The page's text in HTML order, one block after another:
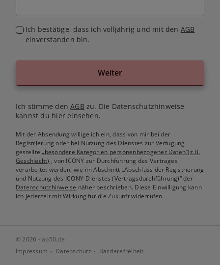
Ich bestätige, dass ich volljährig und mit den AGB
einverstanden bin.
Weiter
Ich stimme denAGB zu. Die Datenschutzhinweise
kannst du hiereinsehen.
Mit der Absendung willige ich ein, dass von mir bei der
Registrierung oder bei Nutzung des Dienstes zur Verfügung
gestellte„besondere Kategorien personenbezogener Daten“(z.B.
Geschlecht) , von ICONY zur Durchführung des Vertrages
verarbeitet werden, wie im Abschnitt „Abschluss der Registrierung
und Nutzung des ICONY-Dienstes (Vertragsdurchführung)“ der
Datenschutzhinweise näher beschrieben. Diese Einwilligung kann
ich jederzeit mit Wirkung für die Zukunft widerrufen.
© 2026 - ab50.de
Impressum
Datenschutz Barrierefreiheit